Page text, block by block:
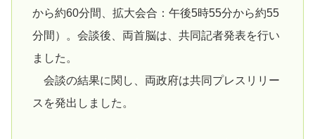
から約60分間、拡大会合：午後5時55分から約55
分間）。会談後、両首脳は、共同記者発表を行い
ました。
会談の結果に関し、両政府は共同プレスリリー
スを発出しました。